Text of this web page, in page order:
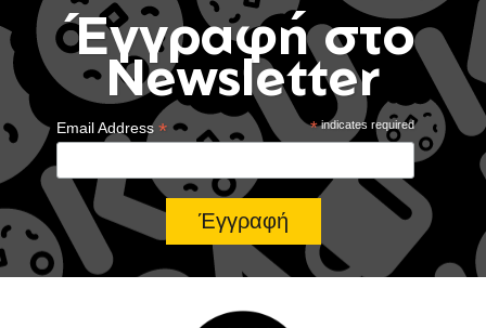
Έγγραφή στο
Newsletter
*indicates required
Email Address*